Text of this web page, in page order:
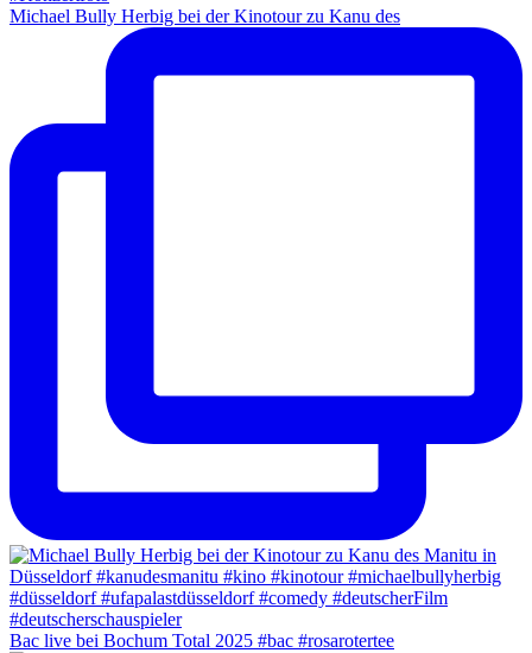
Michael Bully Herbig bei der Kinotour zu Kanu des
Bac live bei Bochum Total 2025 #bac #rosarotertee